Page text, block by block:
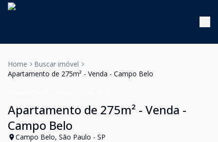
Home
Buscar imóvel
Apartamento de 275m² - Venda - Campo Belo
Apartamento de 275m² - Venda -
Campo Belo
Campo Belo, São Paulo - SP